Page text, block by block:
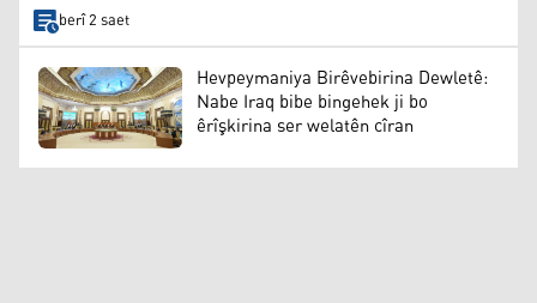
berî 2 saet
Hevpeymaniya Birêvebirina Dewletê:
Nabe Iraq bibe bingehek ji bo
êrîşkirina ser welatên cîran